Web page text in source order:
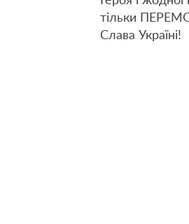
тільки
Слава Україні!